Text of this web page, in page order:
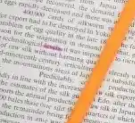
注目の英語塾レポート ー英
探究学習塾最前線レポート
新着記事
速報記事